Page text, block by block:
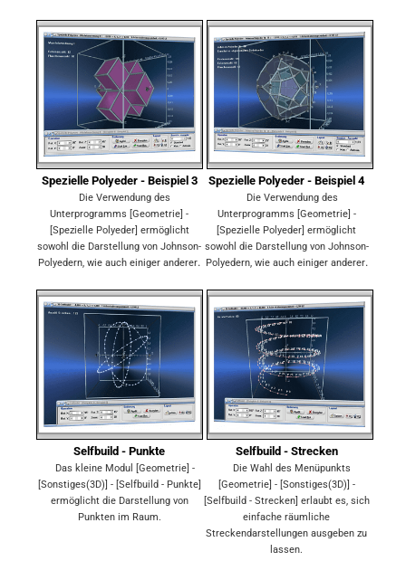
Spezielle Polyeder - Beispiel 3
Die Verwendung des
Unterprogramms [Geometrie] -
[Spezielle Polyeder] ermöglicht
sowohl die Darstellung von Johnson-
Polyedern, wie auch einiger anderer.
Spezielle Polyeder - Beispiel 4
Die Verwendung des
Unterprogramms [Geometrie] -
[Spezielle Polyeder] ermöglicht
sowohl die Darstellung von Johnson-
Polyedern, wie auch einiger anderer.
Selfbuild - Punkte
Das kleine Modul [Geometrie] -
[Sonstiges(3D)] - [Selfbuild - Punkte]
ermöglicht die Darstellung von
Punkten im Raum.
Selfbuild - Strecken
Die Wahl des Menüpunkts
[Geometrie] - [Sonstiges(3D)] -
[Selfbuild - Strecken] erlaubt es, sich
einfache räumliche
Streckendarstellungen ausgeben zu
lassen.